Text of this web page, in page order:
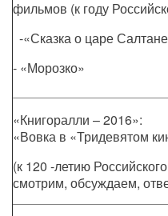
фильмов (к году
-«Сказка о царе
- «Морозко»
«Книгоралли
«Вовка в «Тридевятом
(к 120 -летию
смотрим, обсуждаем,